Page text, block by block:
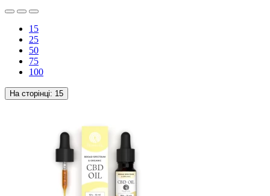
15
25
50
75
100
На сторінці: 15